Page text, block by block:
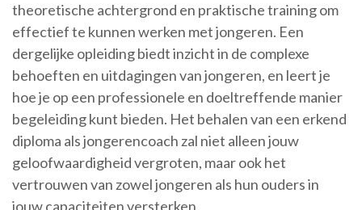
theoretische achtergrond en praktische training om
effectief te kunnen werken met jongeren. Een
dergelijke opleiding biedt inzicht in de complexe
behoeften en uitdagingen van jongeren, en leert je
hoe je op een professionele en doeltreffende manier
begeleiding kunt bieden. Het behalen van een erkend
diploma als jongerencoach zal niet alleen jouw
geloofwaardigheid vergroten, maar ook het
vertrouwen van zowel jongeren als hun ouders in
jouw capaciteiten versterken.